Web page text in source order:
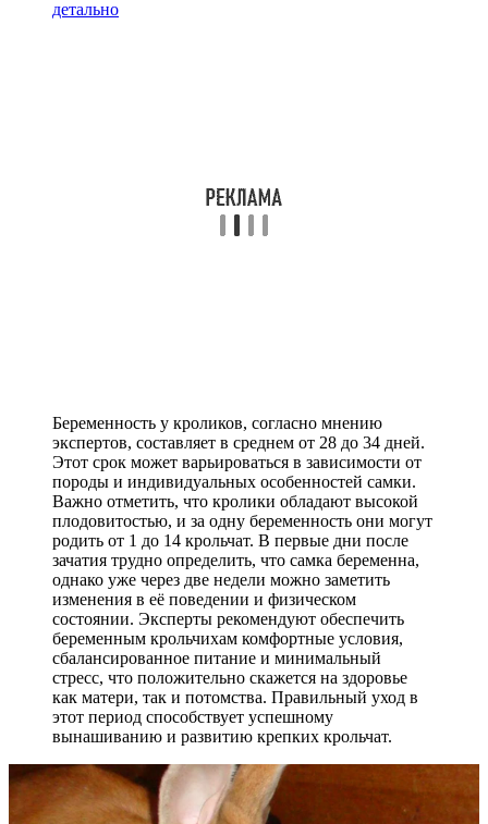
детально
Беременность у кроликов, согласно мнению
экспертов, составляет в среднем от 28 до 34 дней.
Этот срок может варьироваться в зависимости от
породы и индивидуальных особенностей самки.
Важно отметить, что кролики обладают высокой
плодовитостью, и за одну беременность они могут
родить от 1 до 14 крольчат. В первые дни после
зачатия трудно определить, что самка беременна,
однако уже через две недели можно заметить
изменения в её поведении и физическом
состоянии. Эксперты рекомендуют обеспечить
беременным крольчихам комфортные условия,
сбалансированное питание и минимальный
стресс, что положительно скажется на здоровье
как матери, так и потомства. Правильный уход в
этот период способствует успешному
вынашиванию и развитию крепких крольчат.